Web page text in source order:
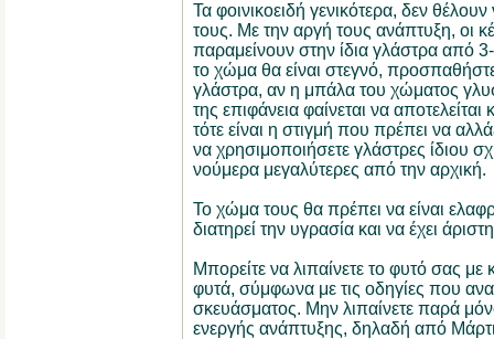
Τα φοινικοειδή γενικότερα, δεν
τους. Με την αργή τους ανάπτυξη, οι
παραμείνουν στην ίδια γλάστρα από
το χώμα θα είναι στεγνό,
γλάστρα, αν η μπάλα του χώματος
της επιφάνεια φαίνεται να
τότε είναι η στιγμή που πρέπει να
να χρησιμοποιήσετε γλάστρες ίδιου
νούμερα μεγαλύτερες από την αρχική.
Το χώμα τους θα πρέπει να είναι
διατηρεί την υγρασία και να έχει
Μπορείτε να λιπαίνετε το φυτό σας
φυτά, σύμφωνα με τις οδηγίες που
σκευάσματος. Μην λιπαίνετε παρά
ενεργής ανάπτυξης, δηλαδή από